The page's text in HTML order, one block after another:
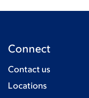
Connect
Contact us
Locations